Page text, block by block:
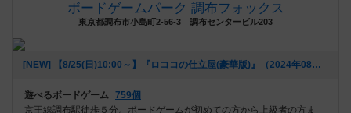
ボードゲームパーク 調布フォックス
東京都調布市小島町2-56-3 調布センタービル203
[NEW] 【8/25(日)10:00～】『ロココの仕立屋(豪華版)』（2024年08月24日 17時44分）
遊べるボードゲーム 759個
京王線調布駅徒歩５分。ボードゲームが初めての方から上級者の方ま